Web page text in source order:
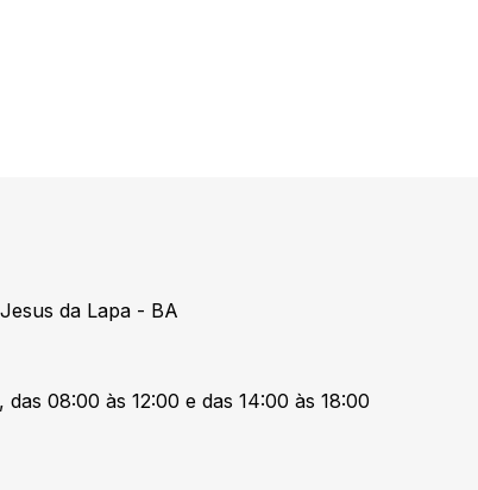
da Lapa - BA
08:00 às 12:00 e das 14:00 às 18:00